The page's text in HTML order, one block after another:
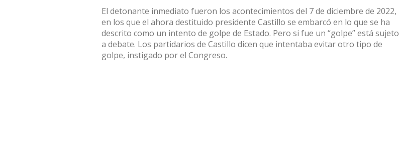
El detonante inmediato fueron los acontecimientos del 7 de diciembre de 2022,
en los que el ahora destituido presidente Castillo se embarcó en lo que se ha
descrito como un intento de golpe de Estado. Pero si fue un “golpe” está sujeto
a debate. Los partidarios de Castillo dicen que intentaba evitar otro tipo de
golpe, instigado por el Congreso.